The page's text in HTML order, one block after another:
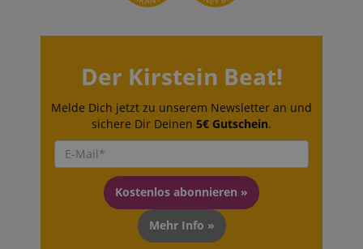
Der Kirstein Beat!
Melde Dich jetzt zu unserem Newsletter an und
sichere Dir Deinen 5€ Gutschein.
Kostenlos abonnieren »
Mehr Info »